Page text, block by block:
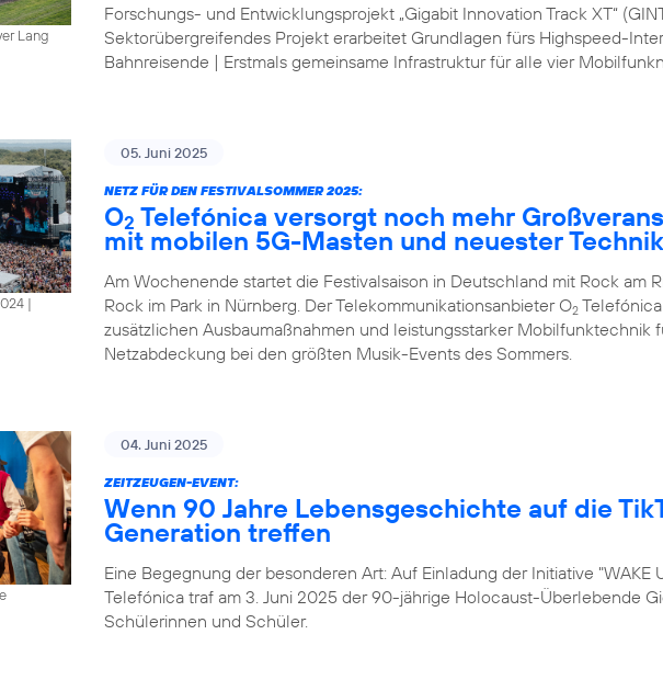
Lang
Forschungs- und Entwicklungsprojekt „Gigabit Innovation Track XT“
Sektorübergreifendes Projekt erarbeitet Grundlagen fürs Highspeed-
Bahnreisende | Erstmals gemeinsame Infrastruktur für alle vier
|
05. Juni 2025
NETZ FÜR DEN FESTIVALSOMMER 2025:
O2 Telefónica versorgt noch mehr
mit mobilen 5G-Masten und neuester Technik
Am Wochenende startet die Festivalsaison in Deutschland mit Rock am
Rock im Park in Nürnberg. Der Telekommunikationsanbieter O2
zusätzlichen Ausbaumaßnahmen und leistungsstarker Mobilfunktechnik
Netzabdeckung bei den größten Musik-Events des Sommers.
04. Juni 2025
ZEITZEUGEN-EVENT:
Wenn 90 Jahre Lebensgeschichte auf die
Generation treffen
Eine Begegnung der besonderen Art: Auf Einladung der Initiative "WAKE
Telefónica traf am 3. Juni 2025 der 90-jährige Holocaust-Überlebende
Schülerinnen und Schüler.